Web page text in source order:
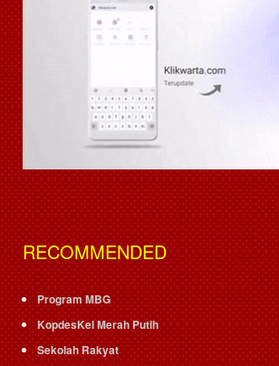
RECOMMENDED
Program MBG
KopdesKel Merah Putih
Sekolah Rakyat